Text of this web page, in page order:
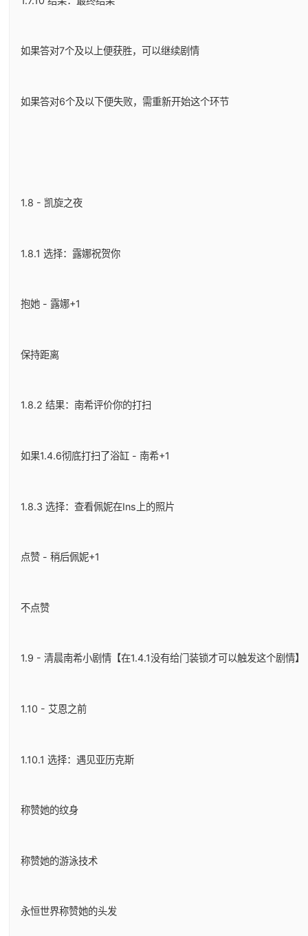
如果答对7个及以上便获胜，可以继续剧情
如果答对6个及以下便失败，需重新开始这个环节
1.8 - 凯旋之夜
1.8.1 选择：露娜祝贺你
抱她 - 露娜+1
保持距离
1.8.2 结果：南希评价你的打扫
如果1.4.6彻底打扫了浴缸 - 南希+1
1.8.3 选择：查看佩妮在Ins上的照片
点赞 - 稍后佩妮+1
不点赞
1.9 - 清晨南希小剧情【在1.4.1没有给门装锁才可以触发这个剧情】
1.10 - 艾恩之前
1.10.1 选择：遇见亚历克斯
称赞她的纹身
称赞她的游泳技术
永恒世界称赞她的头发